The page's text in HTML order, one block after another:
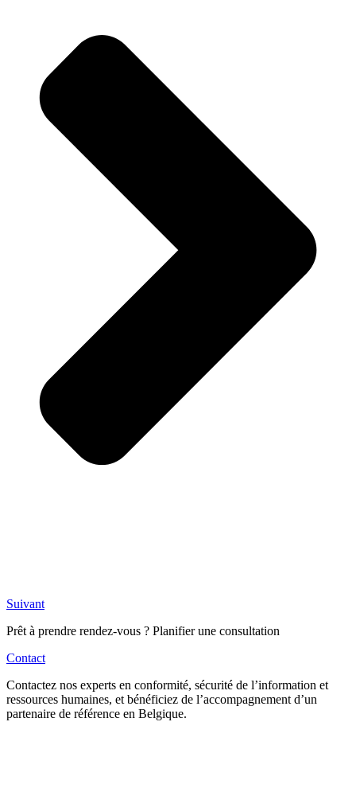
Suivant
Prêt à prendre rendez-vous ? Planifier une consultation
Contact
Contactez nos experts en conformité, sécurité de l’information et
ressources humaines, et bénéficiez de l’accompagnement d’un
partenaire de référence en Belgique.